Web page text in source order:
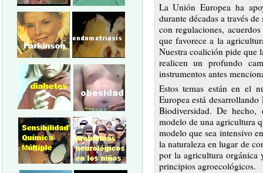
La Unión Europea ha
durante décadas a través
con regulaciones,
que favorece a la
Nuestra coalición pide que
realicen un profundo
instrumentos antes
Estos temas están en el
Europea está
Biodiversidad. De hecho,
modelo de una agricultura
modelo que sea intensivo
la naturaleza en lugar de
por la agricultura orgánica
principios agroecológicos.